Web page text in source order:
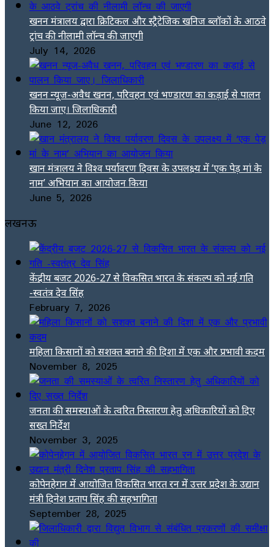
खनन मंत्रालय द्वारा क्रिटिकल और स्ट्रैटेजिक खनिज ब्लॉकों के आठवे
ट्रांच की नीलामी लॉन्च की जाएगी
July 14, 2026
खनन न्यूज-अवैध खनन, परिवहन एवं भण्डारण का कड़ाई से पालन
किया जाए। जिलाधिकारी
June 12, 2026
खान मंत्रालय ने विश्व पर्यावरण दिवस के उपलक्ष्य में ‘एक पेड़ मां के
नाम’ अभियान का आयोजन किया
June 5, 2026
लखनऊ
केंद्रीय बजट 2026-27 से विकसित भारत के संकल्प को नई गति
-स्वतंत्र देव सिंह
February 7, 2026
महिला किसानों को सशक्त बनाने की दिशा में एक और प्रभावी कदम
November 8, 2025
जनता की समस्याओं के त्वरित निस्तारण हेतु अधिकारियों को दिए
सख्त निर्देश
November 3, 2025
कोपेनहेगन में आयोजित विकसित भारत रन में उत्तर प्रदेश के उद्यान
मंत्री दिनेश प्रताप सिंह की सहभागिता
September 28, 2025